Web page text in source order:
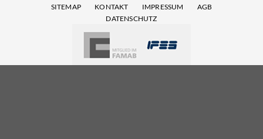
SITEMAP KONTAKT IMPRESSUM
AGB
DATENSCHUTZ